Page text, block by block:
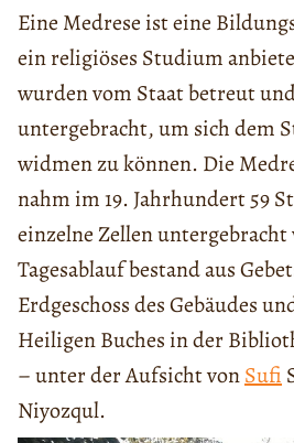
Eine Medrese ist eine
ein religiöses Studium
wurden vom Staat betreut
untergebracht, um sich dem
widmen zu können. Die
nahm im 19. Jahrhundert 59
einzelne Zellen
Tagesablauf bestand aus
Erdgeschoss des Gebäudes
Heiligen Buches in der
– unter der Aufsicht vonSufi
Niyozqul.